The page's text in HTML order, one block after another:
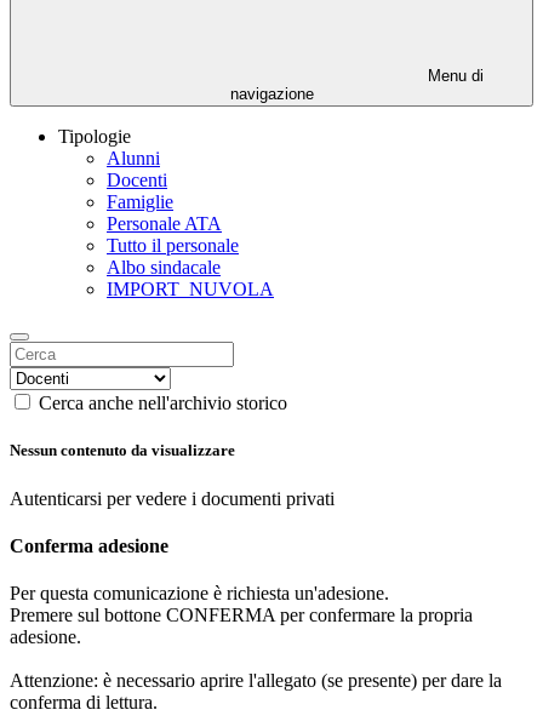
Menu di
navigazione
Tipologie
Alunni
Docenti
Famiglie
Personale ATA
Tutto il personale
Albo sindacale
IMPORT_NUVOLA
Cerca anche nell'archivio storico
Nessun contenuto da visualizzare
Autenticarsi per vedere i documenti privati
Conferma adesione
Per questa comunicazione è richiesta un'adesione.
Premere sul bottone CONFERMA per confermare la propria
adesione.
Attenzione: è necessario aprire l'allegato (se presente) per dare la
conferma di lettura.